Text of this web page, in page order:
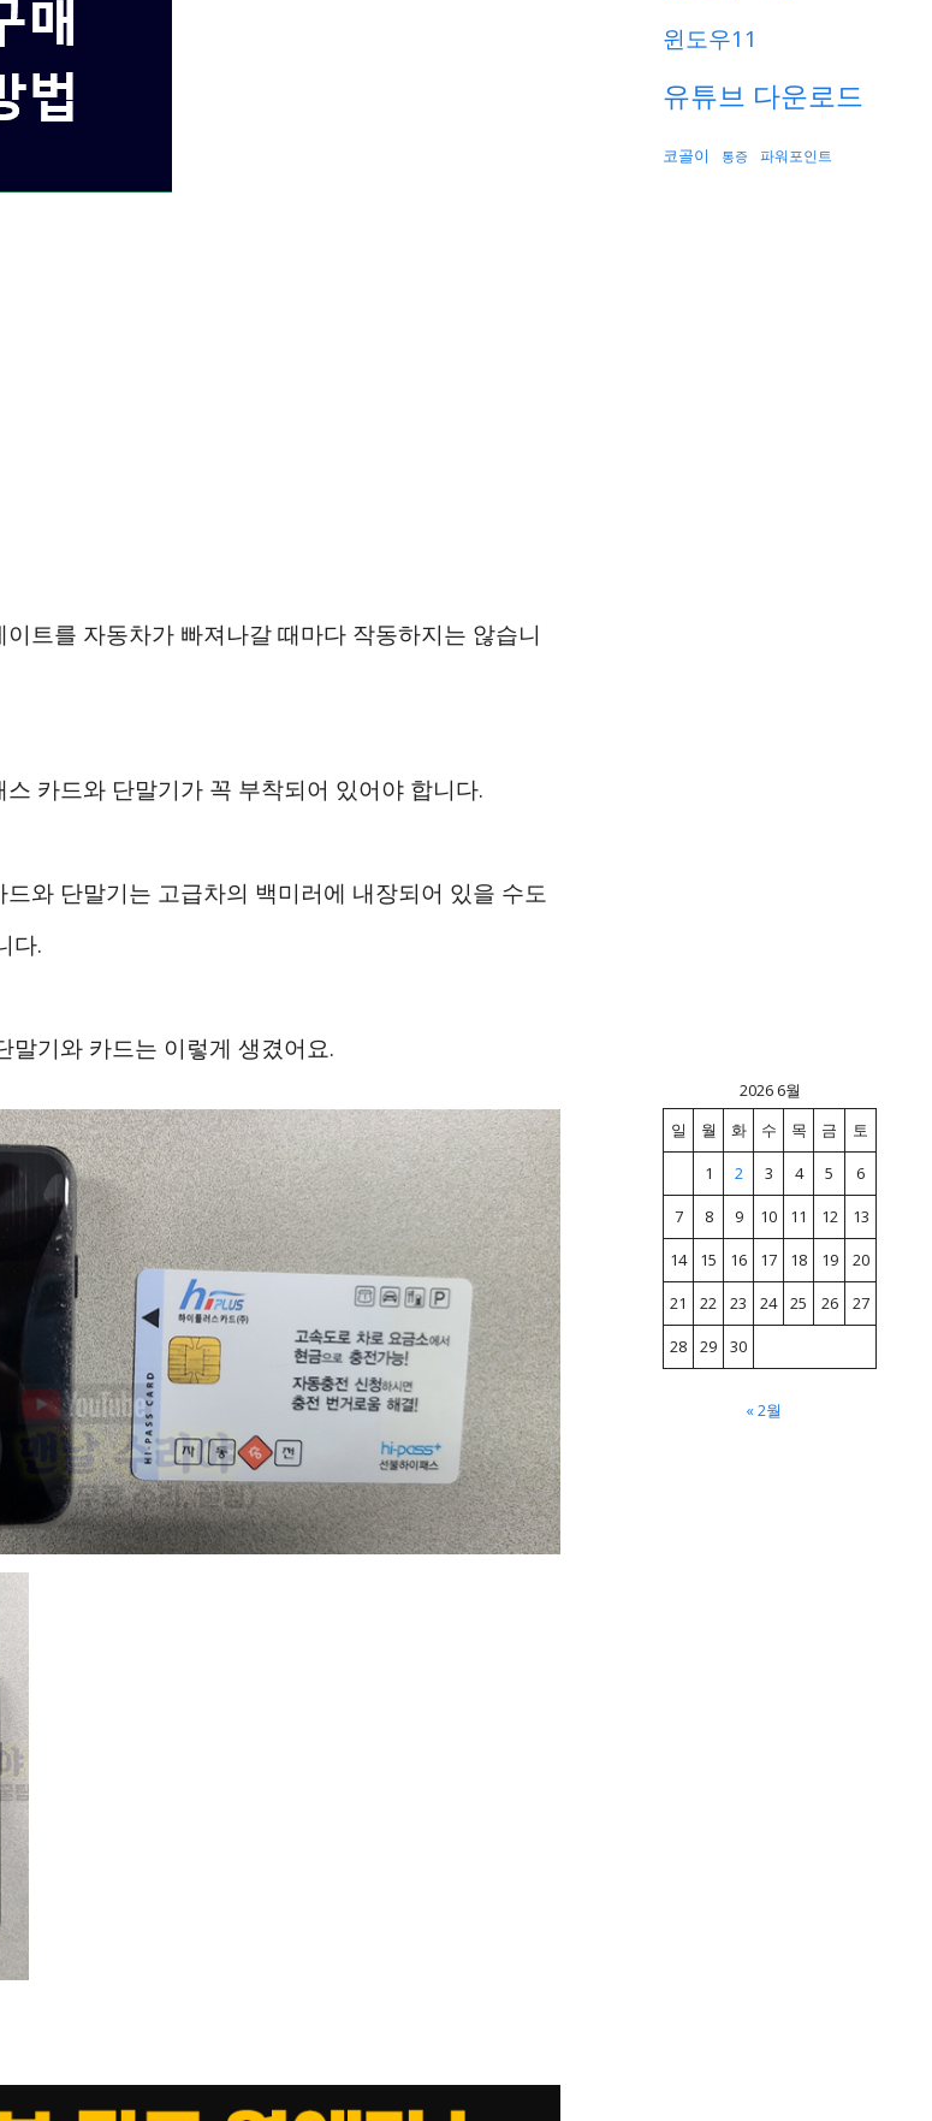
트를 자동차가 빠져나갈 때마다 작동하지는 않습니
카드와 단말기가 꼭 부착되어 있어야 합니다.
와 단말기는 고급차의 백미러에 내장되어 있을 수도
다.
말기와 카드는 이렇게 생겼어요.
윈도우11
유튜브 다운로드
코골이 통증 파워포인트
2026 6월
일
월 화 수 목 금
토
1
2 3 4 5
6
7
8 9 10 11 12
13
14
15 16 17 18 19
20
21
22 23 24 25 26
27
28
29 30
« 2월